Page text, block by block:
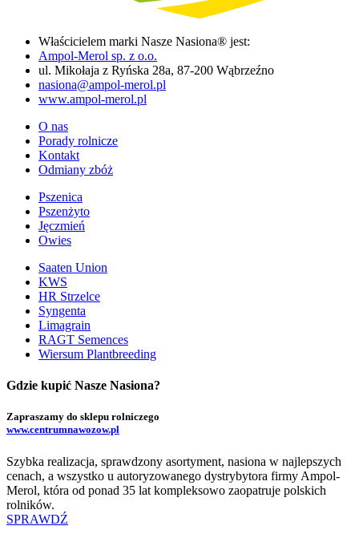
Właścicielem marki Nasze Nasiona® jest:
Ampol-Merol sp. z o.o.
ul. Mikołaja z Ryńska 28a, 87-200 Wąbrzeźno
nasiona@ampol-merol.pl
www.ampol-merol.pl
O nas
Porady rolnicze
Kontakt
Odmiany zbóż
Pszenica
Pszenżyto
Jęczmień
Owies
Saaten Union
KWS
HR Strzelce
Syngenta
Limagrain
RAGT Semences
Wiersum Plantbreeding
Gdzie kupić Nasze Nasiona?
Zapraszamy do sklepu rolniczego
www.centrumnawozow.pl
Szybka realizacja, sprawdzony asortyment, nasiona w najlepszych
cenach, a wszystko u autoryzowanego dystrybytora firmy Ampol-
Merol, która od ponad 35 lat kompleksowo zaopatruje polskich
rolników.
SPRAWDŹ